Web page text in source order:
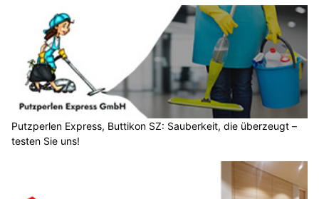
Putzperlen Express, Buttikon SZ: Sauberkeit, die überzeugt –
testen Sie uns!